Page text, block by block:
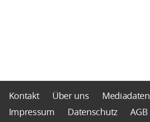
Kontakt Über uns
Mediadaten
Impressum
Datenschutz
AGB